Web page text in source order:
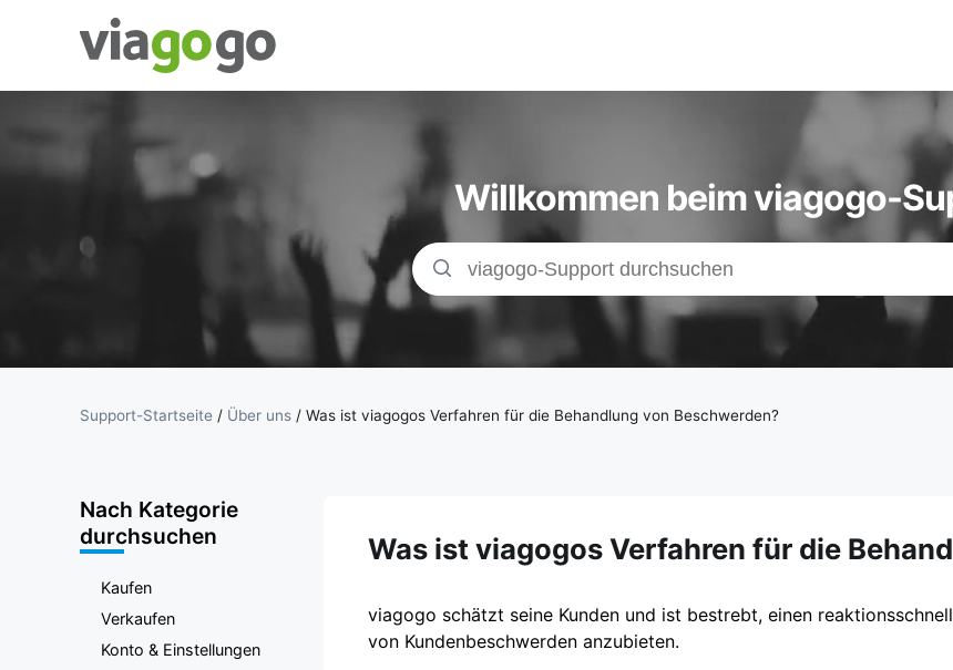
Tickets -
Konzert-, Sport-
& Theatertickets
| viagogo der
Ticketmarktplatz
Willkommen beim viagogo-
Support-Startseite / Über uns / Was ist viagogos Verfahren für die Behandlung von Beschwerden?
Nach Kategorie
durchsuchen
Kaufen
Verkaufen
Konto & Einstellungen
Was ist viagogos Verfahren für die
viagogo schätzt seine Kunden und ist bestrebt, einen
von Kundenbeschwerden anzubieten.